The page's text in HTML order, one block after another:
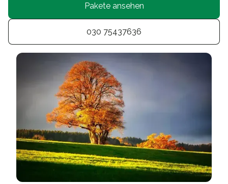
Pakete ansehen
030 75437636